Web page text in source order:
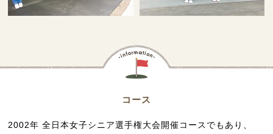
コース
2002年 全日本女子シニア選手権大会開催コースでもあり、